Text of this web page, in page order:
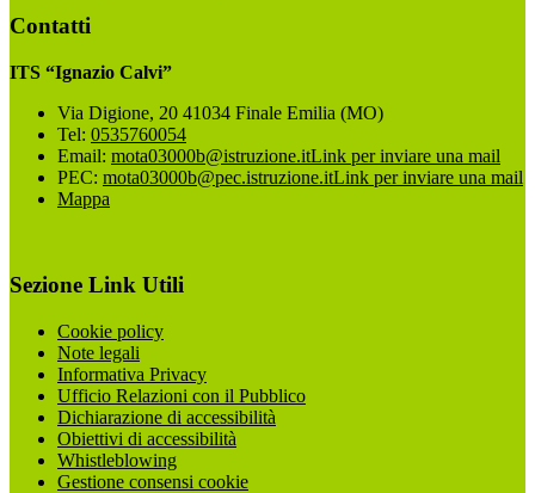
Contatti
ITS “Ignazio Calvi”
Via Digione, 20 41034 Finale Emilia (MO)
Tel: 0535760054
Email: mota03000b@istruzione.itLink per inviare una mail
PEC: mota03000b@pec.istruzione.itLink per inviare una mail
Mappa
Sezione Link Utili
Cookie policy
Note legali
Informativa Privacy
Ufficio Relazioni con il Pubblico
Dichiarazione di accessibilità
Obiettivi di accessibilità
Whistleblowing
Gestione consensi cookie